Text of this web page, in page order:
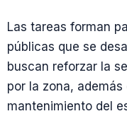
Las tareas forman
públicas que se
buscan reforzar la
por la zona,
mantenimiento del